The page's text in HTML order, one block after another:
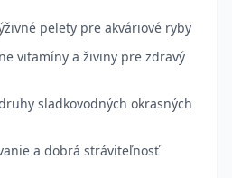
pelety pre akváriové ryby
vitamíny a živiny pre zdravý
sladkovodných okrasných
a dobrá stráviteľnosť